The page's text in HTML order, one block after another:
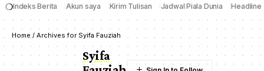
❍Indeks Berita Akun saya Kirim Tulisan Jadwal Piala Dunia Headline
Home/ Archives for Syifa Fauziah
Syifa